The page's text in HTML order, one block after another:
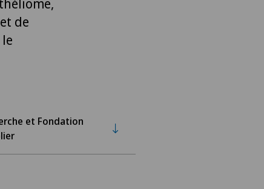
de
et Fondation